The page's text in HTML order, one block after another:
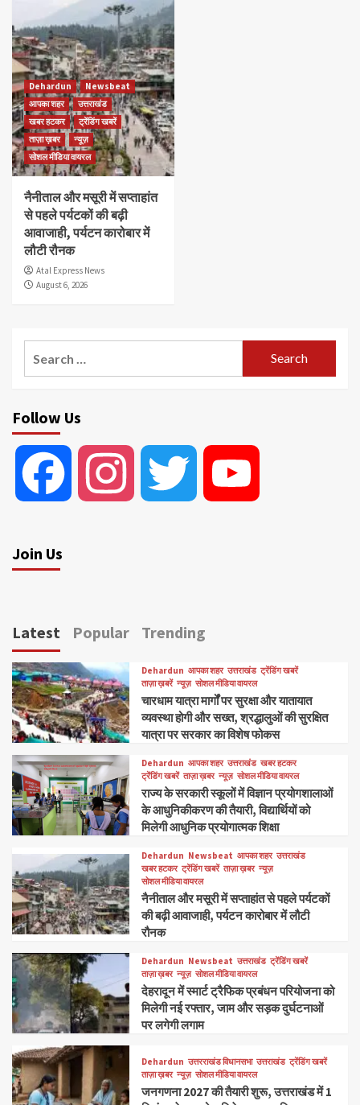
Dehardun
Newsbeat
आपका शहर
उत्तराखंड
खबर हटकर
ट्रेंडिंग खबरें
ताज़ा ख़बर
न्यूज़
सोशल मीडिया वायरल
नैनीताल और मसूरी में सप्ताहांत
से पहले पर्यटकों की बढ़ी
आवाजाही, पर्यटन कारोबार में
लौटी रौनक
Atal Express News
August 6, 2026
Follow Us
Facebook Instagram Twitter
Join Us
Latest Popular Trending
Dehardun आपका शहर उत्तराखंड ट्रेंडिंग खबरें
ताज़ा ख़बरें न्यूज़ सोशल मीडिया वायरल
चारधाम यात्रा मार्गों पर सुरक्षा और यातायात
व्यवस्था होगी और सख्त, श्रद्धालुओं की सुरक्षित
यात्रा पर सरकार का विशेष फोकस
Dehardun आपका शहर उत्तराखंड खबर हटकर
ट्रेंडिंग खबरें ताज़ा ख़बर न्यूज़ सोशल मीडिया वायरल
राज्य के सरकारी स्कूलों में विज्ञान प्रयोगशालाओं
के आधुनिकीकरण की तैयारी, विद्यार्थियों को
मिलेगी आधुनिक प्रयोगात्मक शिक्षा
Dehardun Newsbeat आपका शहर उत्तराखंड
खबर हटकर ट्रेंडिंग खबरें ताज़ा ख़बर न्यूज़
सोशल मीडिया वायरल
नैनीताल और मसूरी में सप्ताहांत से पहले पर्यटकों
की बढ़ी आवाजाही, पर्यटन कारोबार में लौटी
रौनक
Dehardun Newsbeat उत्तराखंड ट्रेंडिंग खबरें
ताज़ा ख़बर न्यूज़ सोशल मीडिया वायरल
देहरादून में स्मार्ट ट्रैफिक प्रबंधन परियोजना को
मिलेगी नई रफ्तार, जाम और सड़क दुर्घटनाओं
पर लगेगी लगाम
Dehardun उत्तरराखंड विधानसभा उत्तराखंड ट्रेंडिंग खबरें
ताज़ा ख़बर न्यूज़ सोशल मीडिया वायरल
जनगणना 2027 की तैयारी शुरू, उत्तराखंड में 1